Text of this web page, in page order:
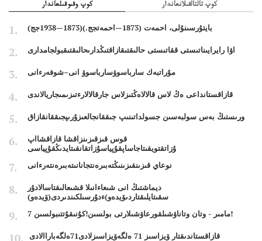
كوپ وقىوقىلعاندار كوپ تالتالقىلانعاندار
بايتۇرسىنۇلى، احمەت (1873—احمەتجج.)(1873—1938جج)
اۋا رايرايىناتىستى ققاتىستى حالىقتىقازاقتىڭدارىحالىقتىقبولجامدارى
مۇراتبەك سارباسوۆسارباسوۆ انى–شوفەرءانى
قازاقستانداعى ەڭ لاس قالالاەڭتىزلاس جارقالالارءتىزىمىجاريالاندى
ورىستىڭ بەس سولبەسىن جسولداتىنىپ جىققانجالعىزۇرىپجىققانقازاق
قوس قىزقىزىنزاقشا قازاقشااپ
ۇزاتقتويقىتاجاساپقۇپياسۇزاتقانقىتايدىڭقۇپياسى
نوعاي قىزىنقىزىنىڭتەبىرەنتجانانىتەبىرەنتەرءانى
ديماشتىڭ انى شىعاءانىلا قشىعالىقتاسالادۇر
سقىتايلىقتاردىۆيدەو)ءدۇرسىلكىندىردى(ۆيدەو)
7 مامىر - وتان وتاناۋشىلقورعاۋشىلارتى بولسىن!كۇنىقۇتتىبولسىن!
قازاقستاندىقتار ۆيزاسىز 71 ەلگەۆيزاسىزلادى71ەلگەباراالادى